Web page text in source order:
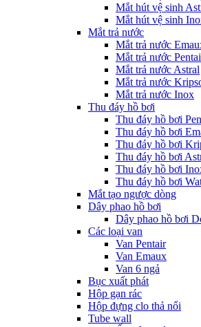
Mắt hút vệ sinh
Mắt hút vệ sinh
Mắt trả nước
Mắt trả nước
Mắt trả nước
Mắt trả nước Astral
Mắt trả nước
Mắt trả nước Inox
Thu đáy hồ bơi
Thu đáy hồ bơi
Thu đáy hồ bơi
Thu đáy hồ bơi
Thu đáy hồ bơi
Thu đáy hồ bơi
Thu đáy hồ bơi
Mắt tạo ngược dòng
Dây phao hồ bơi
Dây phao hồ bơi
Các loại van
Van Pentair
Van Emaux
Van 6 ngả
Bục xuất phát
Hộp gạn rác
Hộp đựng clo thả nổi
Tube wall